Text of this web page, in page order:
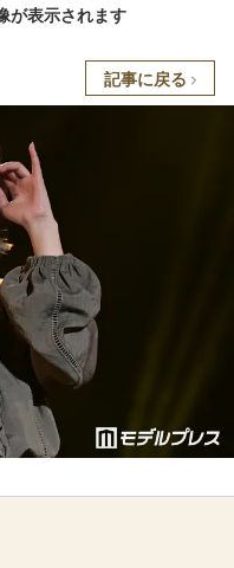
が表示されます
記事に戻る